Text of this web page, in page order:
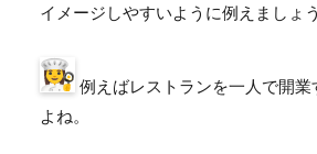
イメージしやすいように例えましょう
例えばレストランを一人で開業
よね。